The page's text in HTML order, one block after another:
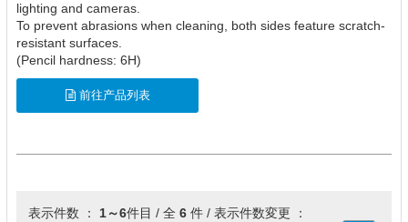
lighting and cameras.
To prevent abrasions when cleaning, both sides feature scratch-
resistant surfaces.
(Pencil hardness: 6H)
前往产品列表
表示件数 ： 1～6件目 / 全 6 件 / 表示件数変更 ：